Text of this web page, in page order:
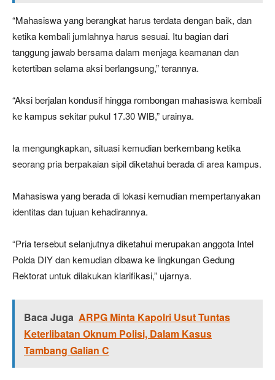
“Mahasiswa yang berangkat harus terdata dengan baik, dan
ketika kembali jumlahnya harus sesuai. Itu bagian dari
tanggung jawab bersama dalam menjaga keamanan dan
ketertiban selama aksi berlangsung,” terannya.
“Aksi berjalan kondusif hingga rombongan mahasiswa kembali
ke kampus sekitar pukul 17.30 WIB,” urainya.
Ia mengungkapkan, situasi kemudian berkembang ketika
seorang pria berpakaian sipil diketahui berada di area kampus.
Mahasiswa yang berada di lokasi kemudian mempertanyakan
identitas dan tujuan kehadirannya.
“Pria tersebut selanjutnya diketahui merupakan anggota Intel
Polda DIY dan kemudian dibawa ke lingkungan Gedung
Rektorat untuk dilakukan klarifikasi,” ujarnya.
Baca Juga ARPG Minta Kapolri Usut Tuntas
Keterlibatan Oknum Polisi, Dalam Kasus
Tambang Galian C